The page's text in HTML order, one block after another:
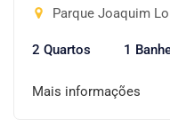
Parque Joaquim
2 Quartos 1
Mais informações